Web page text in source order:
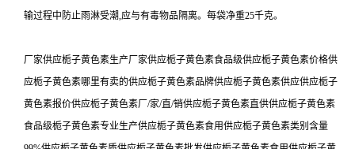
输过程中防止雨淋受潮,应与有毒物品隔离。每袋净重25千克。
厂家供应栀子黄色素生产厂家供应栀子黄色素食品级供应栀子黄色素价格供
应栀子黄色素哪里有卖的供应栀子黄色素品牌供应栀子黄色素供应供应栀子
黄色素报价供应栀子黄色素厂/家/直/销供应栀子黄色素直供供应栀子黄色素
食品级栀子黄色素专业生产供应栀子黄色素食用供应栀子黄色素类别含量